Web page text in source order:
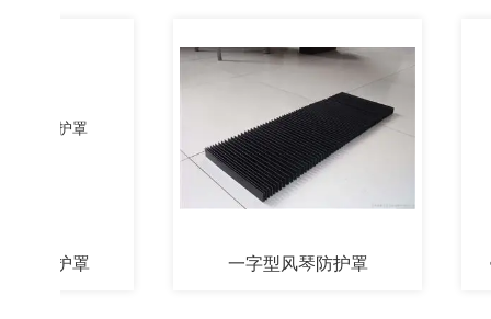
一字型风琴防护罩 铠